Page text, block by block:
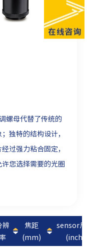
螺母代替了传统的
独特的结构设计，
过强力粘合固定，
您选择需要的光圈
辨
焦距
(mm)
sensor
(inch)